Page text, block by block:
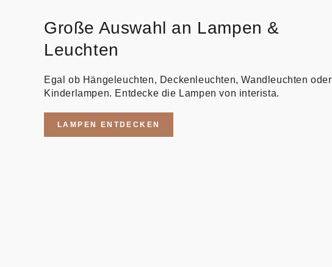
Große Auswahl an Lampen &
Leuchten
Egal ob Hängeleuchten, Deckenleuchten, Wandleuchten oder
Kinderlampen. Entdecke die Lampen von interista.
LAMPEN ENTDECKEN